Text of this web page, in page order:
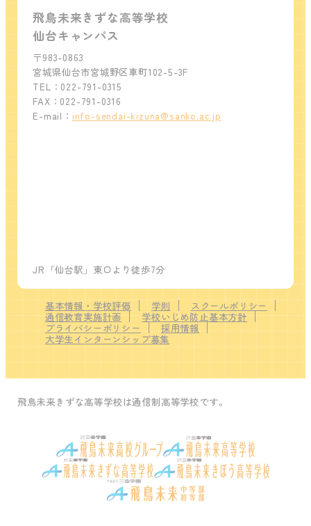
飛鳥未来きずな高等学校
仙台キャンパス
〒983-0863
宮城県仙台市宮城野区車町102-5-3F
TEL：022-791-0315
FAX：022-791-0316
E-mail： info-sendai-kizuna@sanko.ac.jp
JR「仙台駅」東口より徒歩7分
基本情報・学校評価 学則
スクールポリシー
通信教育実施計画
学校いじめ防止基本方針
プライバシーポリシー
採用情報
大学生インターンシップ募集
飛鳥未来きずな高等学校は通信制高等学校です。